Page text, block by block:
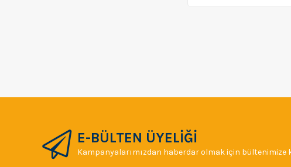
E-BÜLTEN ÜYELİĞİ
Kampanyalarımızdan haberdar olmak için bültenimize